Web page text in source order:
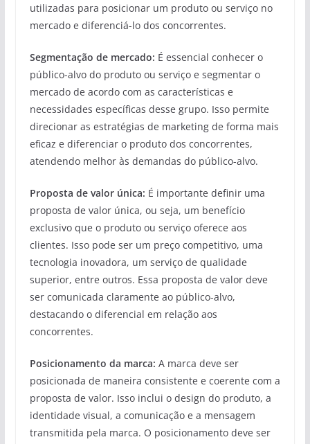
utilizadas para posicionar um produto ou serviço no
mercado e diferenciá-lo dos concorrentes.
Segmentação de mercado: É essencial conhecer o
público-alvo do produto ou serviço e segmentar o
mercado de acordo com as características e
necessidades específicas desse grupo. Isso permite
direcionar as estratégias de marketing de forma mais
eficaz e diferenciar o produto dos concorrentes,
atendendo melhor às demandas do público-alvo.
Proposta de valor única: É importante definir uma
proposta de valor única, ou seja, um benefício
exclusivo que o produto ou serviço oferece aos
clientes. Isso pode ser um preço competitivo, uma
tecnologia inovadora, um serviço de qualidade
superior, entre outros. Essa proposta de valor deve
ser comunicada claramente ao público-alvo,
destacando o diferencial em relação aos
concorrentes.
Posicionamento da marca: A marca deve ser
posicionada de maneira consistente e coerente com a
proposta de valor. Isso inclui o design do produto, a
identidade visual, a comunicação e a mensagem
transmitida pela marca. O posicionamento deve ser